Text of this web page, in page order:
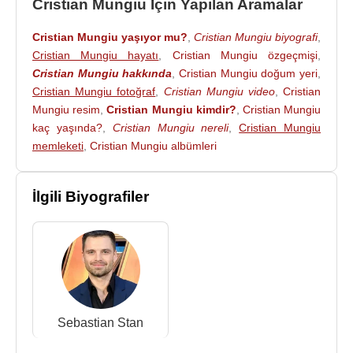
Palmiye kazanarak Cristian Mungiu’nun festival
Cristian Mungiu1991 yılında Izabela Coman ile
evlendi.
Cristian Mungiu’nun sineması, büyük dramatik
gösterilerden çok sessizlik, gözlem ve karakterlerin
içsel baskıları üzerine kuruludur. Onun filmlerinde
ahlaki meseleler çoğu zaman açık bir doğru-yanlış
karşıtlığı içinde değil, sosyal çevre, aile bağları,
karakterler üzerinden anlatılır. Bu nedenle
Mungiu , yalnızca
çağdaş Avrupa sinemasının da en etkili
yönetmenlerinden biri olarak değerlendirilir.
Filmleri ve Dizileri:
2002 –
– (Yönetmen / Senarist) –
Cristian Mungiu İçin Yapılan Aramalar
Cristian Mungiu yaşıyor mu?, Cristian Mungiu biyografi,
Cristian Mungiu hayatı, Cristian Mungiu özgeçmişi,
Cristian Mungiu hakkında,Cristian Mungiu doğum yeri,
Cristian Mungiu fotoğraf, Cristian Mungiu video,Cristian
Mungiu resim,Cristian Mungiu kimdir?, Cristian Mungiu
kaç yaşında?, Cristian Mungiu nereli,Cristian Mungiu
memleketi, Cristian Mungiu albümleri
İlgili Biyografiler
Sebastian Stan